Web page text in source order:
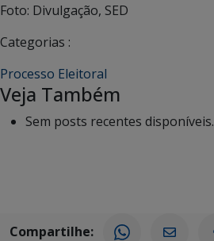
Foto: Divulgação, SED
Categorias :
Processo Eleitoral
Veja Também
Sem posts recentes disponíveis.
Compartilhe: